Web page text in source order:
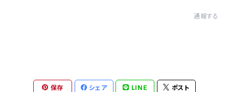
通報する
保存 シェア LINE ポスト